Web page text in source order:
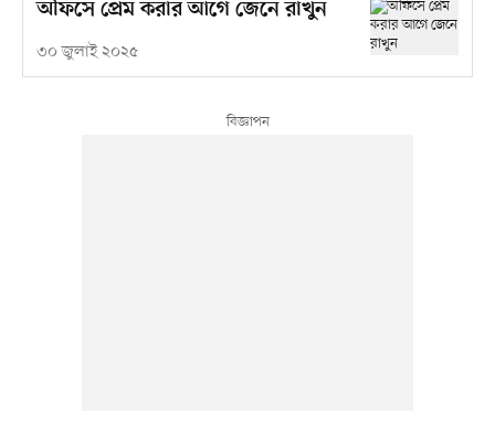
অফিসে প্রেম করার আগে জেনে রাখুন
৩০ জুলাই ২০২৫